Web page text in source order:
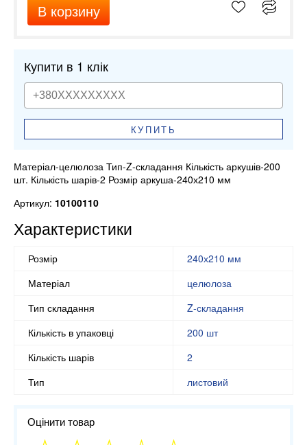
В корзину
Купити в 1 клік
КУПИТЬ
Матеріал-целюлоза Тип-Z-складання Кількість аркушів-200
шт. Кількість шарів-2 Розмір аркуша-240х210 мм
Артикул: 10100110
Характеристики
Розмір
240х210 мм
Матеріал
целюлоза
Тип складання
Z-складання
Кількість в упаковці
200 шт
Кількість шарів
2
Тип
листовий
Оцінити товар